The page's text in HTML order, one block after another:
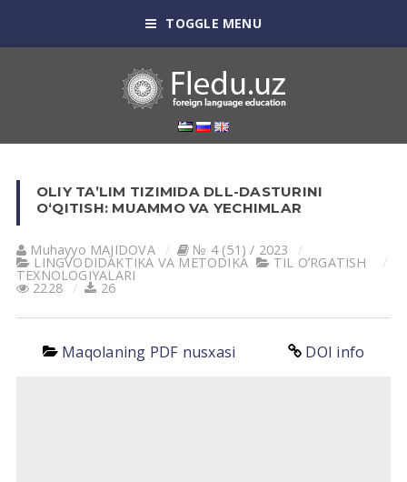
TOGGLE MENU
OLIY TA’LIM TIZIMIDA DLL-DASTURINI
O‘QITISH: MUAMMO VA YECHIMLAR
Muhayyo MAJIDOVA № 4 (51) / 2023
LINGVODIDАKTIKА VА METODIKА TIL OʼRGАTISH
TEXNOLOGIYALАRI
2228 26
Maqolaning PDF nusxasi DOI info